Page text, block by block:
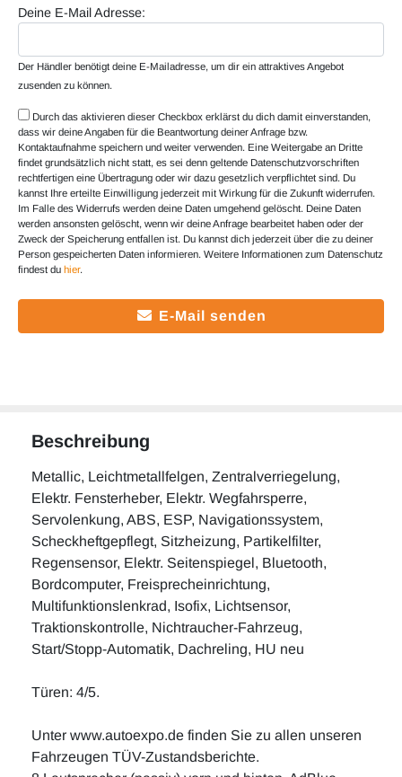
Deine E-Mail Adresse:
Der Händler benötigt deine E-Mailadresse, um dir ein attraktives Angebot
zusenden zu können.
Durch das aktivieren dieser Checkbox erklärst du dich damit einverstanden,
dass wir deine Angaben für die Beantwortung deiner Anfrage bzw.
Kontaktaufnahme speichern und weiter verwenden. Eine Weitergabe an Dritte
findet grundsätzlich nicht statt, es sei denn geltende Datenschutzvorschriften
rechtfertigen eine Übertragung oder wir dazu gesetzlich verpflichtet sind. Du
kannst Ihre erteilte Einwilligung jederzeit mit Wirkung für die Zukunft widerrufen.
Im Falle des Widerrufs werden deine Daten umgehend gelöscht. Deine Daten
werden ansonsten gelöscht, wenn wir deine Anfrage bearbeitet haben oder der
Zweck der Speicherung entfallen ist. Du kannst dich jederzeit über die zu deiner
Person gespeicherten Daten informieren. Weitere Informationen zum Datenschutz
findest du hier.
E-Mail senden
Beschreibung
Metallic, Leichtmetallfelgen, Zentralverriegelung,
Elektr. Fensterheber, Elektr. Wegfahrsperre,
Servolenkung, ABS, ESP, Navigationssystem,
Scheckheftgepflegt, Sitzheizung, Partikelfilter,
Regensensor, Elektr. Seitenspiegel, Bluetooth,
Bordcomputer, Freisprecheinrichtung,
Multifunktionslenkrad, Isofix, Lichtsensor,
Traktionskontrolle, Nichtraucher-Fahrzeug,
Start/Stopp-Automatik, Dachreling, HU neu
Türen: 4/5.
Unter www.autoexpo.de finden Sie zu allen unseren
Fahrzeugen TÜV-Zustandsberichte.